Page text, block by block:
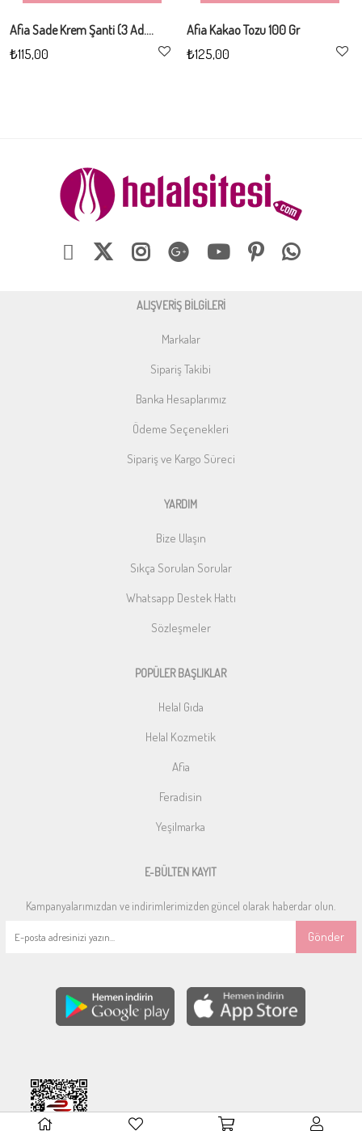
Afia Sade Krem Şanti (3 Ad.* 75 GR.) 225 GR.
₺115,00
Afia Kakao Tozu 100 Gr
₺125,00
ALIŞVERİŞ BİLGİLERİ
Markalar
Sipariş Takibi
Banka Hesaplarımız
Ödeme Seçenekleri
Sipariş ve Kargo Süreci
YARDIM
Bize Ulaşın
Sıkça Sorulan Sorular
Whatsapp Destek Hattı
Sözleşmeler
POPÜLER BAŞLIKLAR
Helal Gıda
Helal Kozmetik
Afia
Feradisin
Yeşilmarka
E-BÜLTEN KAYIT
Kampanyalarımızdan ve indirimlerimizden güncel olarak haberdar olun.
Gönder